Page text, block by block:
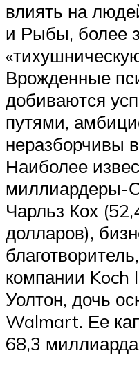
влиять на
и Рыбы, более
Врожденные
добиваются
путями,
неразборчивы
Наиболее
миллиардеры-
Чарльз Кох
долларов),
компании
Уолтон, дочь
Walmart. Ее
68,3